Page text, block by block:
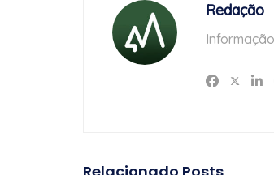
Redação